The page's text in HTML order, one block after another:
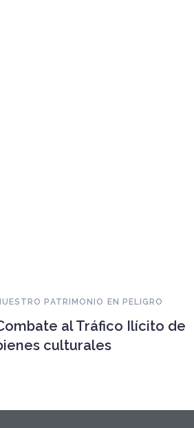
PATRIMONIO EN PELIGRO
al Tráfico Ilícito de
culturales